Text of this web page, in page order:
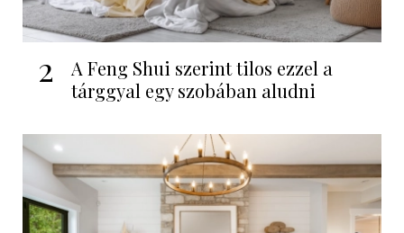
2
A Feng Shui szerint tilos ezzel a
tárggyal egy szobában aludni